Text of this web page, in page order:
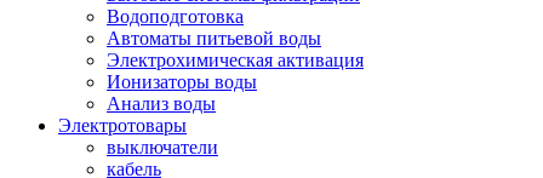
Водоподготовка
Автоматы питьевой воды
Электрохимическая активация
Ионизаторы воды
Анализ воды
Электротовары
выключатели
кабель